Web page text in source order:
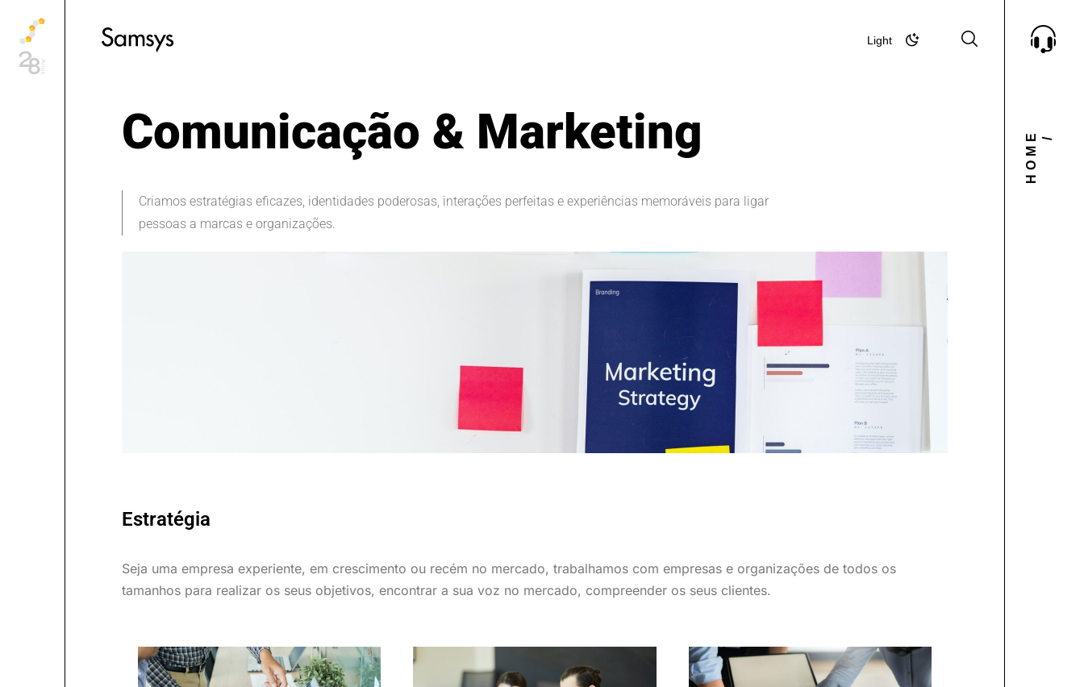
Light
Comunicação & Marketing
Criamos estratégias eficazes, identidades poderosas, interações perfeitas e experiências memoráveis ​​para ligar
pessoas a marcas e organizações.
Estratégia
Seja uma empresa experiente, em crescimento ou recém no mercado, trabalhamos com empresas e organizações de todos os
tamanhos para realizar os seus objetivos, encontrar a sua voz no mercado, compreender os seus clientes.
HOME /